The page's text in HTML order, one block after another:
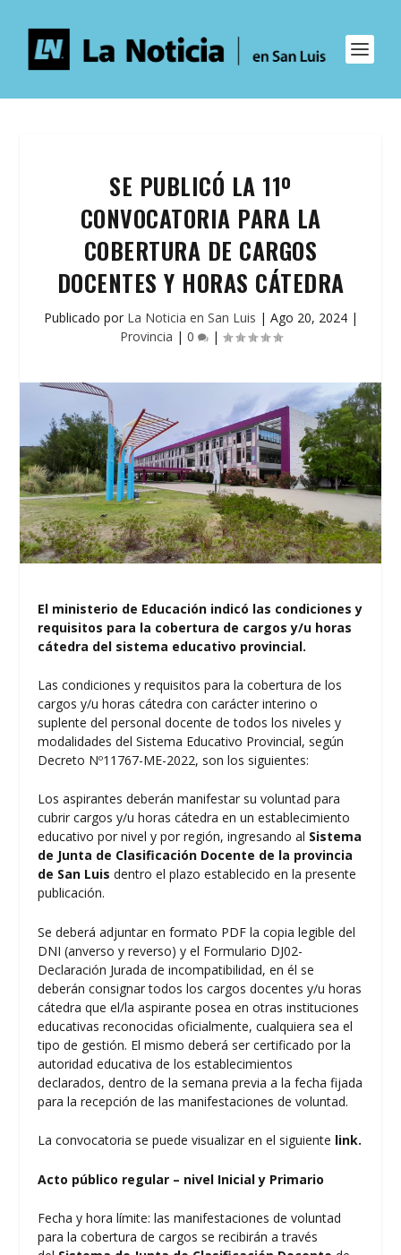
SE PUBLICÓ LA 11º
CONVOCATORIA PARA LA
COBERTURA DE CARGOS
DOCENTES Y HORAS CÁTEDRA
Publicado por La Noticia en San Luis | Ago 20, 2024|
Provincia | 0 |
El ministerio de Educación indicó las condiciones y
requisitos para la cobertura de cargos y/u horas
cátedra del sistema educativo provincial.
Las condiciones y requisitos para la cobertura de los
cargos y/u horas cátedra con carácter interino o
suplente del personal docente de todos los niveles y
modalidades del Sistema Educativo Provincial, según
Decreto Nº11767-ME-2022, son los siguientes:
Los aspirantes deberán manifestar su voluntad para
cubrir cargos y/u horas cátedra en un establecimiento
educativo por nivel y por región, ingresando al Sistema
de Junta de Clasificación Docente de la provincia
de San Luis dentro el plazo establecido en la presente
publicación.
Se deberá adjuntar en formato PDF la copia legible del
DNI (anverso y reverso) y el Formulario DJ02-
Declaración Jurada de incompatibilidad, en él se
deberán consignar todos los cargos docentes y/u horas
cátedra que el/la aspirante posea en otras instituciones
educativas reconocidas oficialmente, cualquiera sea el
tipo de gestión. El mismo deberá ser certificado por la
autoridad educativa de los establecimientos
declarados, dentro de la semana previa a la fecha fijada
para la recepción de las manifestaciones de voluntad.
La convocatoria se puede visualizar en el siguiente link.
Acto público regular – nivel Inicial y Primario
Fecha y hora límite: las manifestaciones de voluntad
para la cobertura de cargos se recibirán a través